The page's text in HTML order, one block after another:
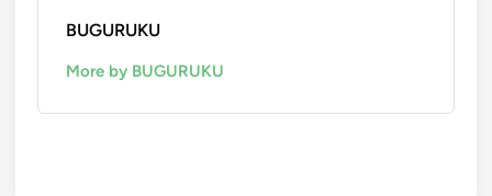
BUGURUKU
More by BUGURUKU